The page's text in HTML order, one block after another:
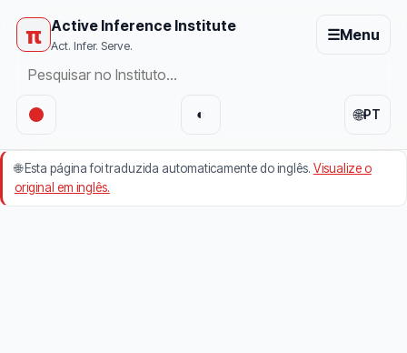
π Active Inference Institute
Act. Infer. Serve.
☰Menu
🌐PT
◐
🌐Esta página foi traduzida automaticamente do inglês. Visualize o
original em inglês.